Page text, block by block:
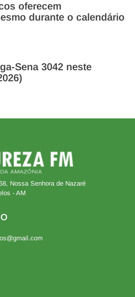
oferecem
durante o calendário
Sena 3042 neste
Nossa Senhora de Nazaré
- AM